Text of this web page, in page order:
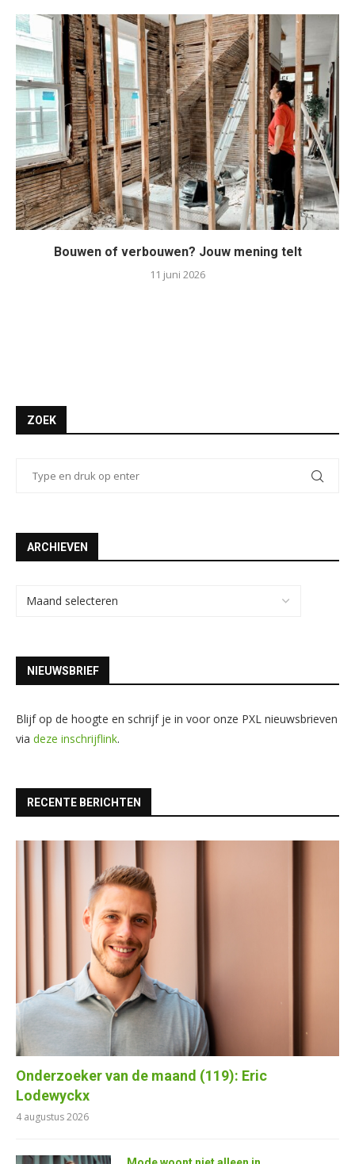
Bouwen of verbouwen? Jouw mening telt
11 juni 2026
ZOEK
ARCHIEVEN
NIEUWSBRIEF
Blijf op de hoogte en schrijf je in voor onze PXL nieuwsbrieven
via deze inschrijflink.
RECENTE BERICHTEN
Onderzoeker van de maand (119): Eric
Lodewyckx
4 augustus 2026